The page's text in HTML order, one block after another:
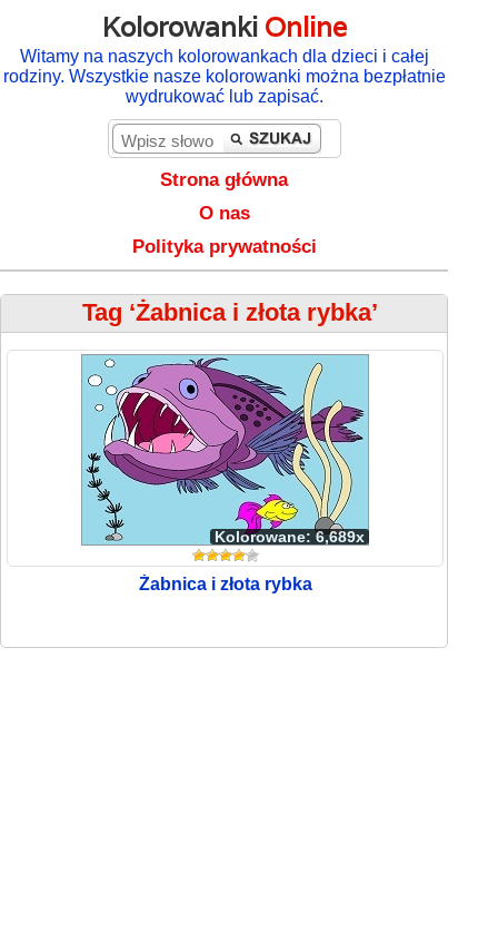
Kolorowanki Online
Witamy na naszych kolorowankach dla dzieci i całej
rodziny. Wszystkie nasze kolorowanki można bezpłatnie
wydrukować lub zapisać.
Strona główna
O nas
Polityka prywatności
Tag ‘Żabnica i złota rybka’
Kolorowane: 6,689x
Żabnica i złota rybka